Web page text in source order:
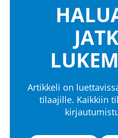
Artikkeli on
tilaajille. Kaikkiin